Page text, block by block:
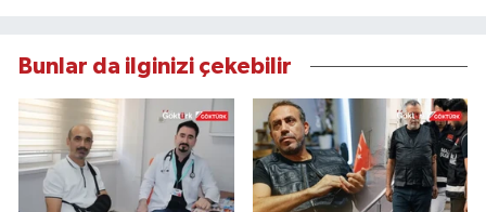
Bunlar da ilginizi çekebilir